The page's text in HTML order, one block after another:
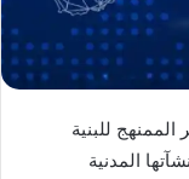
الممنهج للبنية
المدنية